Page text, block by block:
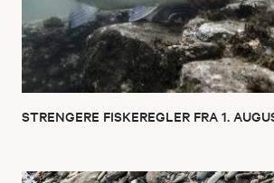
STRENGERE FISKEREGLER FRA 1.